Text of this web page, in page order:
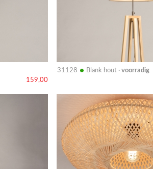
159,00
31128 • Blank hout · voorradig
Bekijk